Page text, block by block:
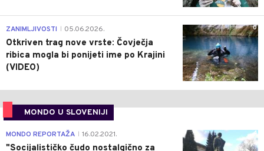
0
ZANIMLJIVOSTI 05.06.2026.
Otkriven trag nove vrste: Čovječja
ribica mogla bi ponijeti ime po Krajini
(VIDEO)
MONDO U SLOVENIJI
4
MONDO REPORTAŽA 16.02.2021.
"Socijalističko čudo nostalgično za